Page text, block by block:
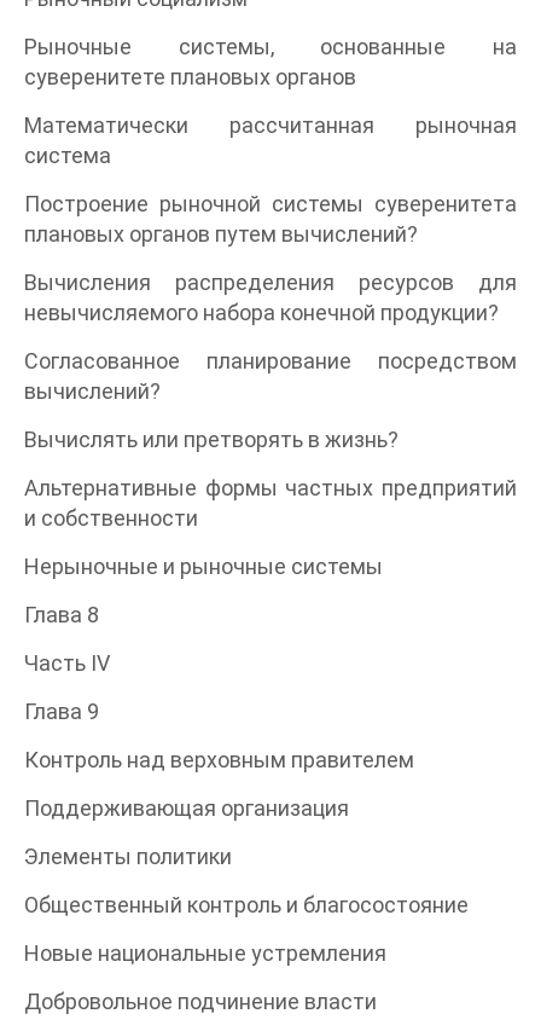
Рыночные системы, основанные на
суверенитете плановых органов
Математически рассчитанная рыночная
система
Построение рыночной системы суверенитета
плановых органов путем вычислений?
Вычисления распределения ресурсов для
невычисляемого набора конечной продукции?
Согласованное планирование посредством
вычислений?
Вычислять или претворять в жизнь?
Альтернативные формы частных предприятий
и собственности
Нерыночные и рыночные системы
Глава 8
Часть IV
Глава 9
Контроль над верховным правителем
Поддерживающая организация
Элементы политики
Общественный контроль и благосостояние
Новые национальные устремления
Добровольное подчинение власти